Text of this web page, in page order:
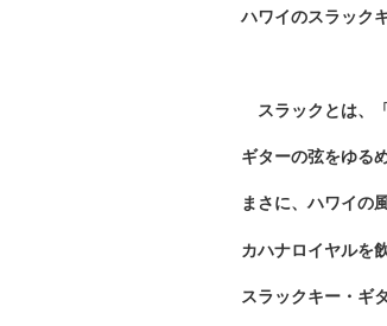
ハワイのスラック
スラックとは、
ギターの弦をゆる
まさに、ハワイの
カハナロイヤルを
スラックキー・ギ